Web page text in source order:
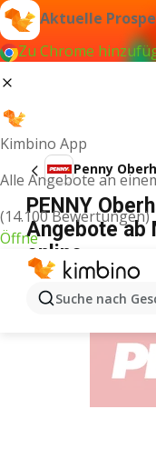
Aktuelle
Zu Chrome
Kimbino App
Alle Angebote an
(14.100 Bewertungen)
Öffne
Suche nach
Penny
PENNY
Angebote ab
online